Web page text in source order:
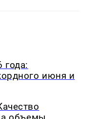
года:
июня и